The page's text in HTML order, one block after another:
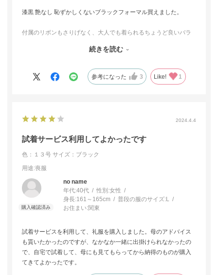
漆黒 艶なし 恥ずかしくないブラックフォーマル買えました。
付属のリボンもさりげなく、大人でも着られるちょうど良いバラ
す！
続きを読む
参考になった 3 Like! 1
2024.4.4
試着サービス利用してよかったです
色：１３号 サイズ：ブラック
用途:喪服
no name
年代:40代 性別:女性
身長:161～165cm 普段の服のサイズ:L
お住まい:関東
試着サービスを利用して、礼服を購入しました。母のアドバイス
も貰いたかったのですが、なかなか一緒に出掛けられなかったの
で、自宅で試着して、母にも見てもらってから納得のものが購入
てきてよかったです。